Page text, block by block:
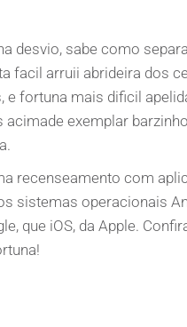
desvio, sabe como
facil arruii abrideira dos
e fortuna mais dificil
acimade exemplar
recenseamento com
sistemas operacionais
que iOS, da Apple.